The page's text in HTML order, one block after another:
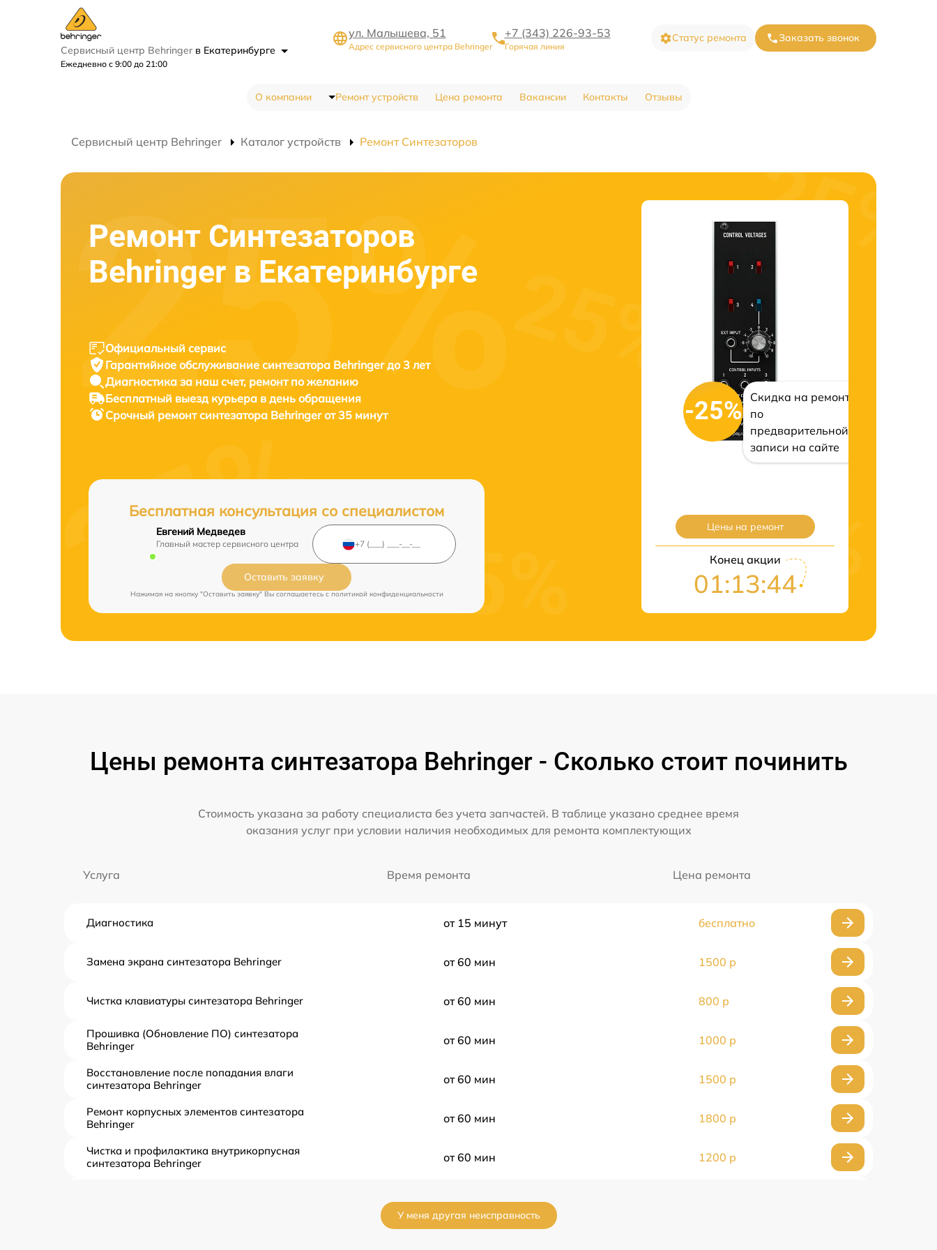
Сервисный центр Behringer в Екатеринбурге
Ежедневно с 9:00 до 21:00
ул. Малышева, 51
Адрес сервисного центра Behringer
+7 (343) 226-93-53
Горячая линия
Статус ремонта Заказать звонок
О компании Ремонт устройств Цена ремонта Вакансии Контакты Отзывы
Сервисный центр Behringer Каталог устройств Ремонт Синтезаторов
Ремонт Синтезаторов
Behringer в Екатеринбурге
Официальный сервис
Гарантийное обслуживание синтезатора Behringer до 3 лет
Диагностика за наш счет, ремонт по желанию
Бесплатный выезд курьера в день обращения
Срочный ремонтсинтезатора Behringer от 35 минут
Бесплатная консультация со специалистом
Евгений Медведев
Главный мастер сервисного центра
Оставить заявку
Нажимая на кнопку "Оставить заявку" Вы соглашаетесь cполитикой конфиденциальности
-25%
Скидка на ремонт
по
предварительной
записи на сайте
Цены на ремонт
Конец акции
01:13:43
Цены ремонта синтезатора Behringer - Сколько стоит починить
Стоимость указана за работу специалиста без учета запчастей. В таблице указано среднее время
оказания услуг при условии наличия необходимых для ремонта комплектующих
Услуга Время ремонта Цена ремонта
Диагностика от 15 минут бесплатно
Замена экрана синтезатора Behringer от 60 мин 1500 р
Чистка клавиатуры синтезатора Behringer от 60 мин 800 р
Прошивка (Обновление ПО) синтезатора
Behringer
от 60 мин 1000 р
Восстановление после попадания влаги
синтезатора Behringer
от 60 мин 1500 р
Ремонт корпусных элементов синтезатора
Behringer
от 60 мин 1800 р
Чистка и профилактика внутрикорпусная
синтезатора Behringer
от 60 мин 1200 р
У меня другая неисправность